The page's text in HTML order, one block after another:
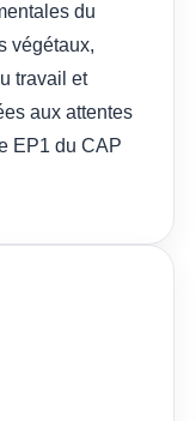
du
végétaux,
travail et
aux attentes
EP1 du CAP